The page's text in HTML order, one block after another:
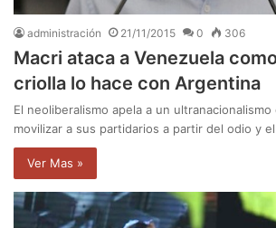
administración 21/11/2015 0 306
Macri ataca a Venezuela
criolla lo hace con Argentina
El neoliberalismo apela a un
movilizar a sus partidarios a partir del odio y
Ver Mas »